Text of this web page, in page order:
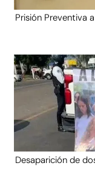
Prisión Preventiva
Desaparición de